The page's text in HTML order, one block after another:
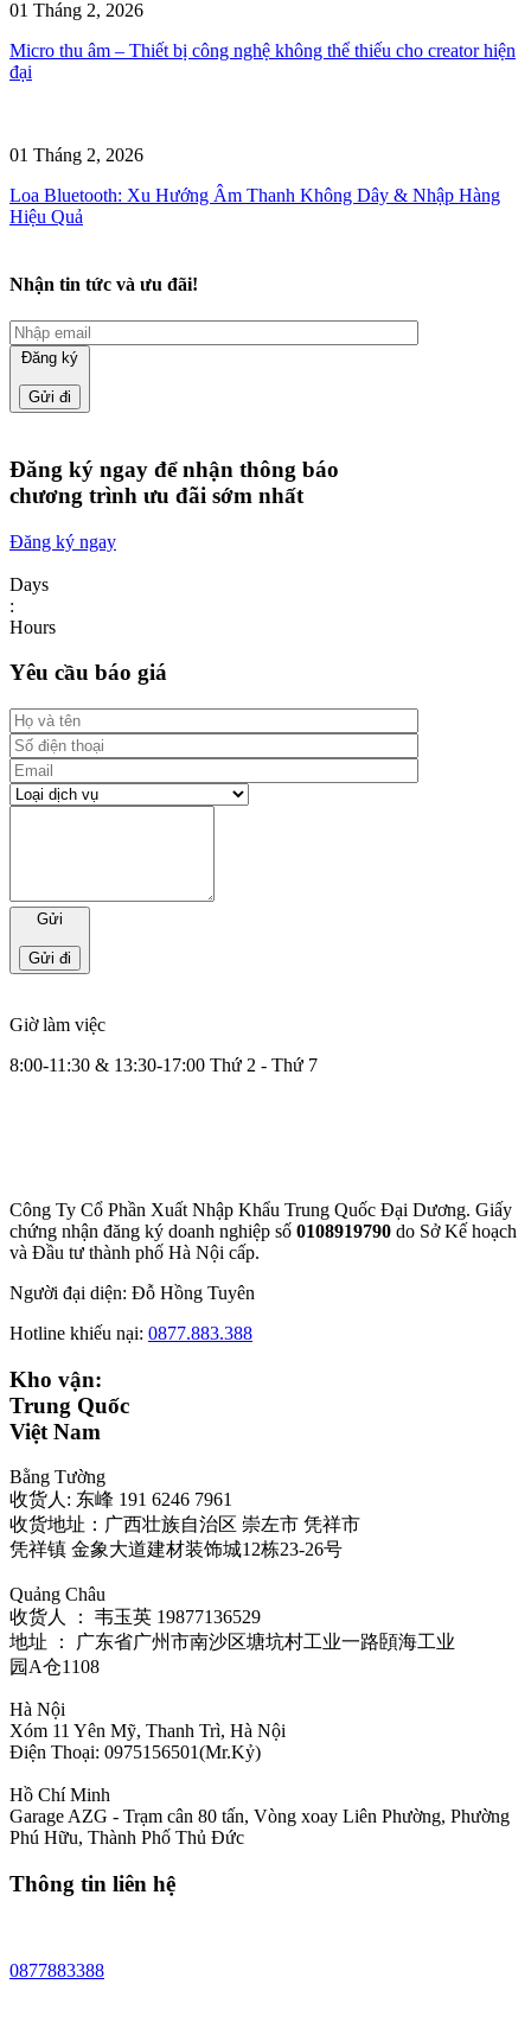
01 Tháng 2, 2026
Micro thu âm – Thiết bị công nghệ không thể thiếu cho creator hiện
đại
01 Tháng 2, 2026
Loa Bluetooth: Xu Hướng Âm Thanh Không Dây & Nhập Hàng
Hiệu Quả
Nhận tin tức và ưu đãi!
Đăng ký
Đăng ký ngay để nhận thông báo
chương trình ưu đãi sớm nhất
Đăng ký ngay
Days
:
Hours
Yêu cầu báo giá
Gửi
Giờ làm việc
8:00-11:30 & 13:30-17:00 Thứ 2 - Thứ 7
Công Ty Cổ Phần Xuất Nhập Khẩu Trung Quốc Đại Dương. Giấy
chứng nhận đăng ký doanh nghiệp số 0108919790 do SởKế hoạch
và Đầu tư thành phố Hà Nội cấp.
Người đại diện: Đỗ Hồng Tuyên
Hotline khiếu nại: 0877.883.388
Kho vận:
Trung Quốc
Việt Nam
Bằng Tường
收货人: 东峰 191 6246 7961
收货地址：广西壮族自治区 崇左市 凭祥市
凭祥镇 金象大道建材装饰城12栋23-26号
Quảng Châu
收货人 ： 韦玉英 19877136529‬
地址 ： 广东省广州市南沙区塘坑村工业一路頣海工业
园A仓1108
Hà Nội
Xóm 11 Yên Mỹ, Thanh Trì, Hà Nội
Điện Thoại: 0975156501(Mr.Kỷ)
Hồ Chí Minh
Garage AZG - Trạm cân 80 tấn, Vòng xoay Liên Phường, Phường
Phú Hữu, Thành Phố Thủ Đức
Thông tin liên hệ
0877883388